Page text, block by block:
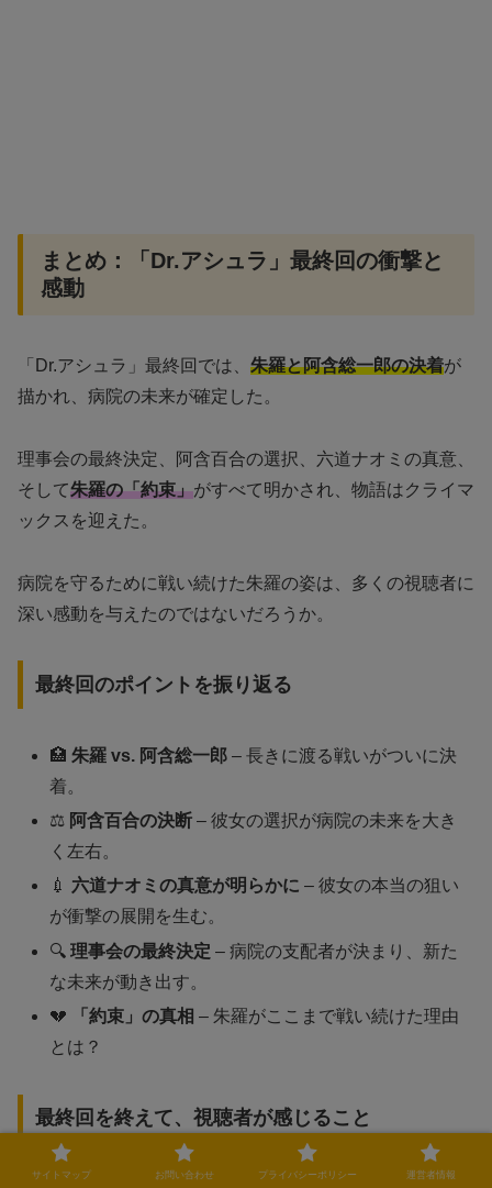
まとめ：「Dr.アシュラ」最終回の衝撃と
感動
「Dr.アシュラ」最終回では、 朱羅と阿含総一郎の決着が
描かれ、病院の未来が確定した。
理事会の最終決定、阿含百合の選択、六道ナオミの真意、
そして朱羅の「約束」がすべて明かされ、物語はクライマ
ックスを迎えた。
病院を守るために戦い続けた朱羅の姿は、多くの視聴者に
深い感動を与えたのではないだろうか。
最終回のポイントを振り返る
🏥朱羅 vs. 阿含総一郎 – 長きに渡る戦いがついに決
着。
⚖️ 阿含百合の決断 – 彼女の選択が病院の未来を大き
く左右。
💉 六道ナオミの真意が明らかに – 彼女の本当の狙い
が衝撃の展開を生む。
🔍理事会の最終決定 – 病院の支配者が決まり、新た
な未来が動き出す。
💔
「約束」の真相 – 朱羅がここまで戦い続けた理由
とは？
最終回を終えて、視聴者が感じること
サイトマップ お問い合わせ プライバシーポリシー 運営者情報